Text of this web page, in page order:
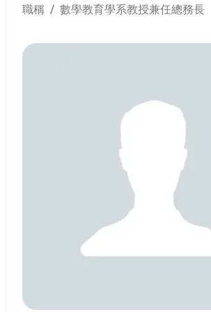
職稱 / 數學教育學系教授兼任總務長